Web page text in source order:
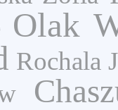
Olak
Rochala